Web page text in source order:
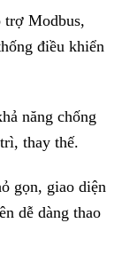
trợ Modbus,
điều khiển
năng chống
thay thế.
gọn, giao diện
dễ dàng thao